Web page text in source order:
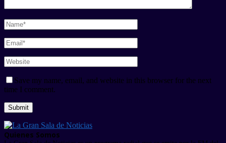
Save my name, email, and website in this browser for the next
time I comment.
Quienes Somos